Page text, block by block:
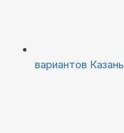
вариантов Казань